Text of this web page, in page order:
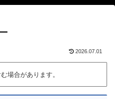
2026.07.01
場合があります。